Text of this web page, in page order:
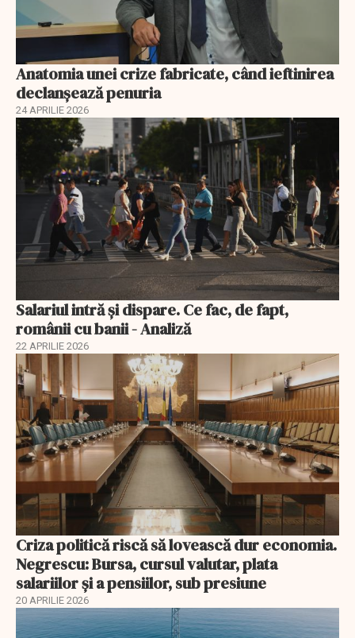
Anatomia unei crize fabricate, când ieftinirea
declanșează penuria
24 APRILIE 2026
Salariul intră și dispare. Ce fac, de fapt,
românii cu banii - Analiză
22 APRILIE 2026
Criza politică riscă să lovească dur economia.
Negrescu: Bursa, cursul valutar, plata
salariilor şi a pensiilor, sub presiune
20 APRILIE 2026